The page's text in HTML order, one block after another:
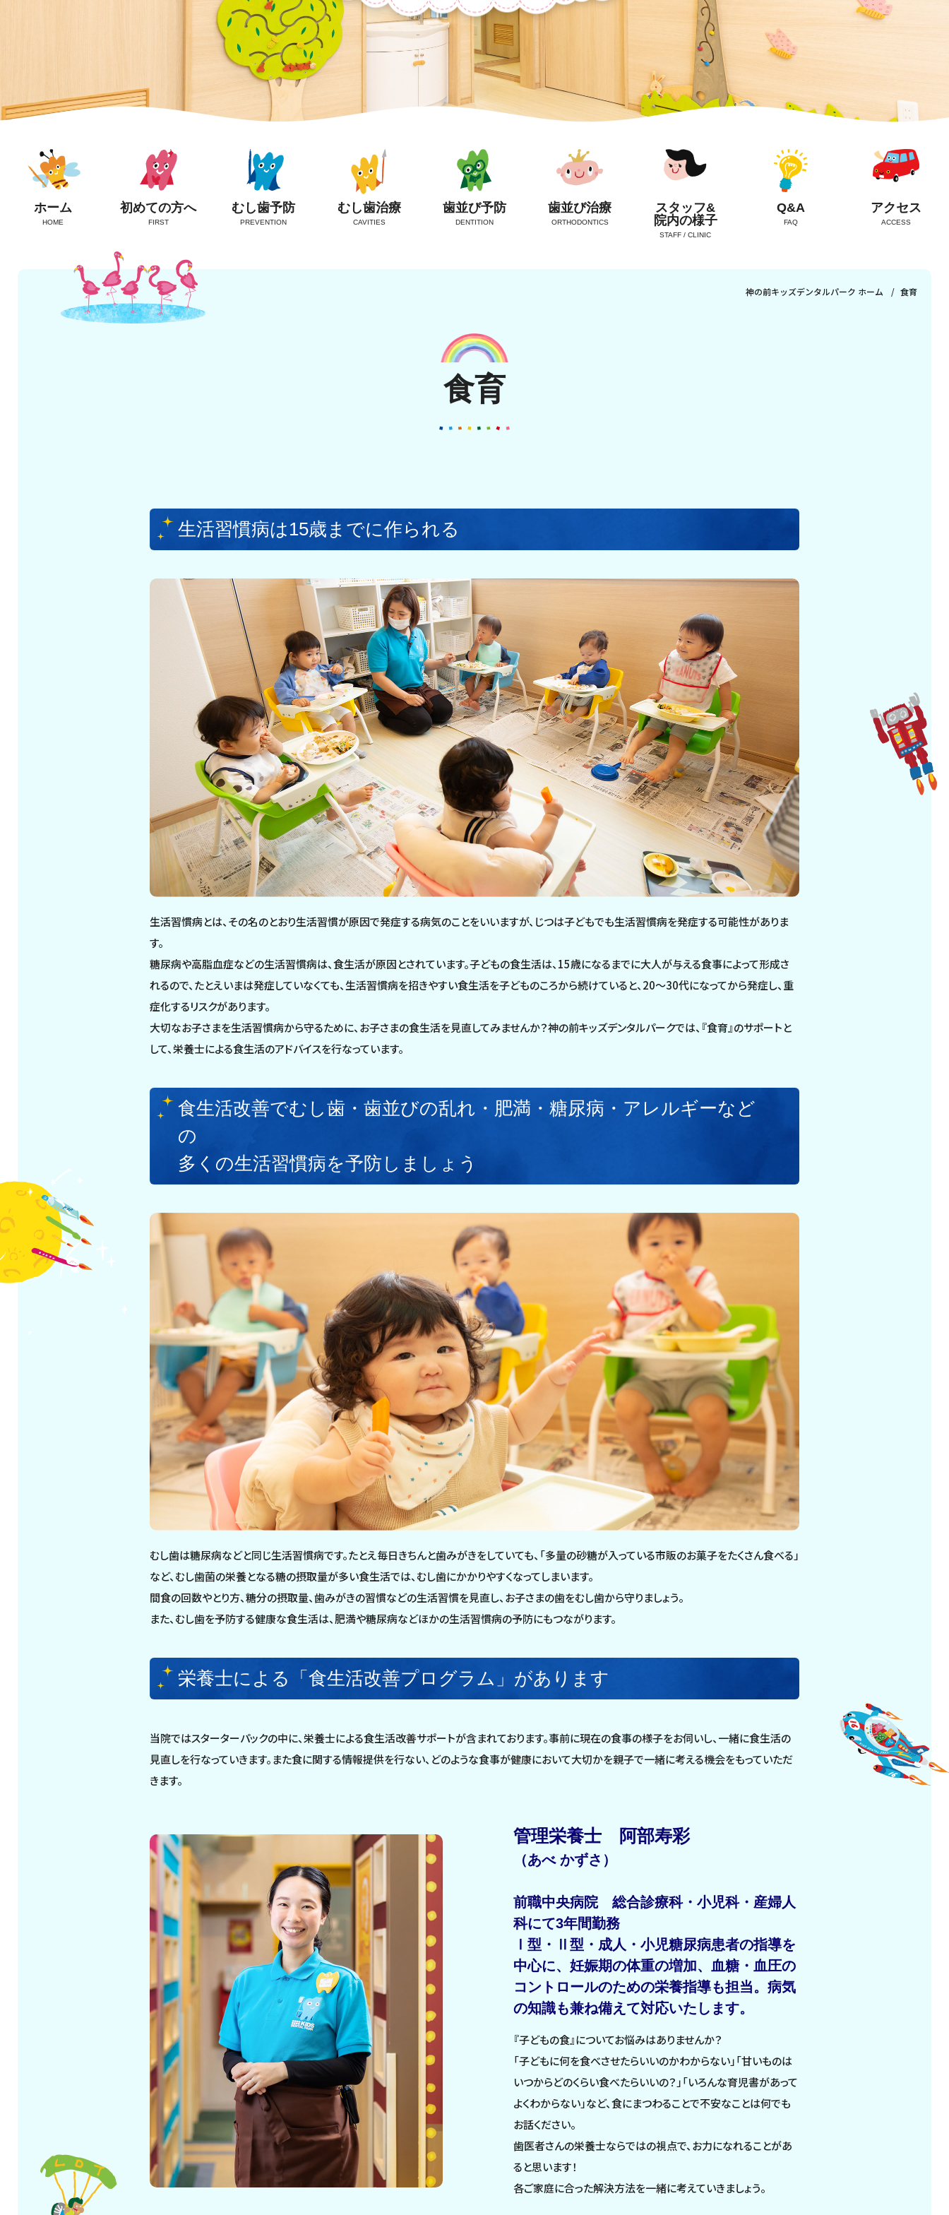
ホーム
HOME
初めての方へ
FIRST
むし歯予防
PREVENTION
むし歯治療
CAVITIES
歯並び予防
DENTITION
歯並び治療
ORTHODONTICS
スタッフ&
院内の様子
STAFF / CLINIC
Q&A
FAQ
アクセス
ACCESS
神の前キッズデンタルパーク ホーム 食育
食育
生活習慣病は15歳までに作られる
生活習慣病とは、その名のとおり生活習慣が原因で発症する病気のことをいいますが、じつは子どもでも生活習慣病を発症する可能性がありま
す。
糖尿病や高脂血症などの生活習慣病は、食生活が原因とされています。子どもの食生活は、15歳になるまでに大人が与える食事によって形成さ
れるので、たとえいまは発症していなくても、生活習慣病を招きやすい食生活を子どものころから続けていると、20～30代になってから発症し、重
症化するリスクがあります。
大切なお子さまを生活習慣病から守るために、お子さまの食生活を見直してみませんか？神の前キッズデンタルパークでは、『食育』のサポートと
して、栄養士による食生活のアドバイスを行なっています。
食生活改善でむし歯・歯並びの乱れ・肥満・糖尿病・アレルギーなど
の
多くの生活習慣病を予防しましょう
むし歯は糖尿病などと同じ生活習慣病です。たとえ毎日きちんと歯みがきをしていても、「多量の砂糖が入っている市販のお菓子をたくさん食べる」
など、むし歯菌の栄養となる糖の摂取量が多い食生活では、むし歯にかかりやすくなってしまいます。
間食の回数やとり方、糖分の摂取量、歯みがきの習慣などの生活習慣を見直し、お子さまの歯をむし歯から守りましょう。
また、むし歯を予防する健康な食生活は、肥満や糖尿病などほかの生活習慣病の予防にもつながります。
栄養士による「食生活改善プログラム」があります
当院ではスターターパックの中に、栄養士による食生活改善サポートが含まれております。事前に現在の食事の様子をお伺いし、一緒に食生活の
見直しを行なっていきます。また食に関する情報提供を行ない、どのような食事が健康において大切かを親子で一緒に考える機会をもっていただ
きます。
管理栄養士 阿部寿彩
（あべ かずさ）
前職中央病院 総合診療科・小児科・産婦人
科にて3年間勤務
Ⅰ型・Ⅱ型・成人・小児糖尿病患者の指導を
中心に、妊娠期の体重の増加、血糖・血圧の
コントロールのための栄養指導も担当。病気
の知識も兼ね備えて対応いたします。
『子どもの食』についてお悩みはありませんか？
「子どもに何を食べさせたらいいのかわからない」「甘いものは
いつからどのくらい食べたらいいの？」「いろんな育児書があって
よくわからない」など、食にまつわることで不安なことは何でも
お話ください。
歯医者さんの栄養士ならではの視点で、お力になれることがあ
ると思います！
各ご家庭に合った解決方法を一緒に考えていきましょう。